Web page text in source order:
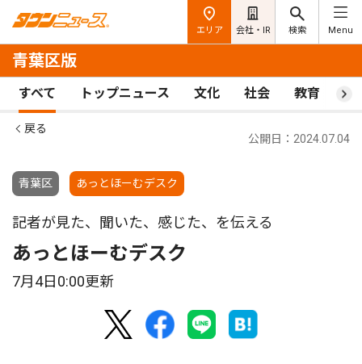
エリア 会社・IR 検索 Menu
青葉区版
すべて トップニュース 文化 社会 教育 ス
戻る
青葉区 あっとほーむデスク
公開日：2024.07.04
記者が見た、聞いた、感じた、を伝える
あっとほーむデスク
7月4日0:00更新